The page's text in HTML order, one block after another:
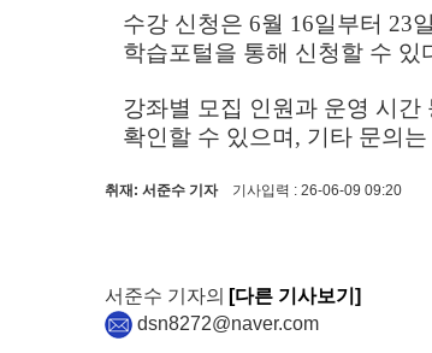
수강 신청은 6월 16일부터 23
학습포털을 통해 신청할 수 있
강좌별 모집 인원과 운영 시
확인할 수 있으며, 기타 문의
취재: 서준수 기자기사입력 : 26-06-09 09:20
서준수 기자의 [다른 기사보기]
dsn8272@naver.com